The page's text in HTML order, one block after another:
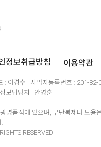
정보취급방침 이용약관
: 이경수 | 사업자등록번호 : 201-
보담당자 : 안영훈
명품점에 있으며, 무단복제나 도용
RESERVED